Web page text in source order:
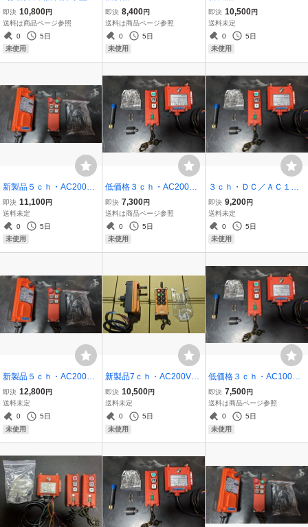
ｃｈ DC12-24V ラジコン
リモコン(6ch+1ch) 積載
車 セルフ アウトリガー キ
ャリアカー ローダー ウイ
即決 10,800円
送料は商品ページ参照
0
5日
未使用
ラジコン リモコン装置(2c
h+1ch)天井クレーン ホ
イスト ウインチ ポン
プ イルミネーション ペ
即決 8,400円
送料は商品ページ参照
0
5日
未使用
ジコン・リモコン7ch(6ch
+1ch) 天井クレーン、ホ
イスト、ペンダントスイ
ッチ 開閉器、ポンプ動噴
即決 10,500円
送料未定
0
5日
未使用
新製品５ｃｈ・AC200V
ラジコン・リモコン(4ch+
1ch) 天井クレーン ホイス
ト ペンダントスイッチ サ
ドル ガーター キトー コー
即決 11,100円
送料未定
0
5日
未使用
低価格３ｃｈ・AC200V
ラジコン・リモコン装置
(2ch+1CH)天井クレー
ン ホイスト ウインチ ペ
ンダントスイッチ サドル
即決 7,300円
送料は商品ページ参照
0
5日
未使用
３ｃｈ・ＤＣ／ＡＣ１０
０Ｖラジコン・リモコン
装置（２ｃｈ＋１ｃｈ）
天井クレーン ホイス
ト ウインチ ポンプ
即決 9,200円
送料未定
0
5日
未使用
新製品５ｃｈ・AC200V
ラジコン・リモコン(4ch+
1ch) 天井クレーン、ホイ
スト、ペンダントスイッ
チ 開閉器、ポンプ動噴や
即決 12,800円
送料未定
0
5日
未使用
新製品7ｃｈ・AC200Vラ
ジコン・リモコン7ch(6ch
+1ch) 天井クレーン、ホ
イスト、ペンダントスイ
ッチ 開閉器、ポンプ動噴
即決 10,500円
送料未定
0
5日
未使用
低価格３ｃｈ・AC100V
ラジコン リモコン装置(2c
h+1ch)天井クレーン ホ
イスト ウインチ ポン
プ イルミネーション ペ
即決 7,500円
送料は商品ページ参照
0
5日
未使用